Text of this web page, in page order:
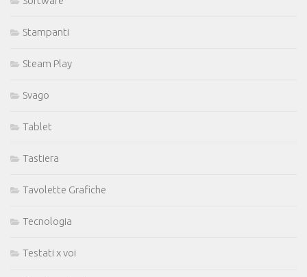
Stampanti
Steam Play
Svago
Tablet
Tastiera
Tavolette Grafiche
Tecnologia
Testati x voi